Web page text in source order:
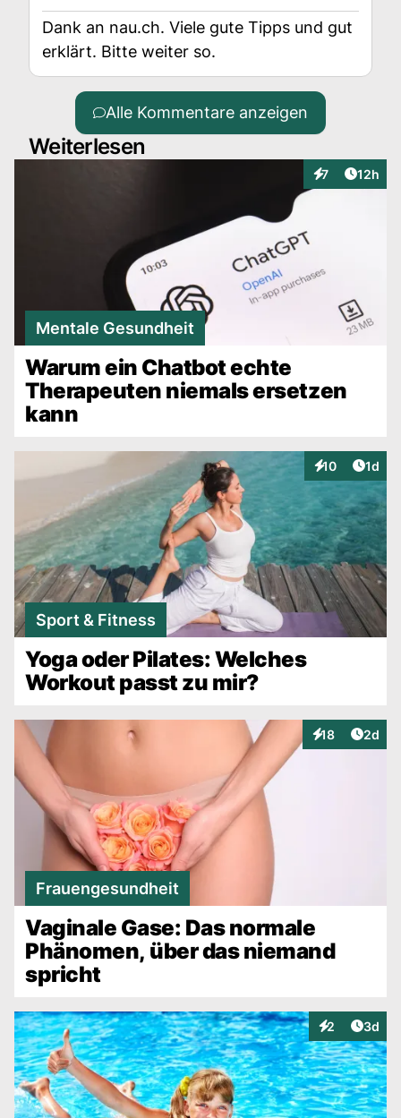
Dank an nau.ch. Viele gute Tipps und gut
erklärt. Bitte weiter so.
Alle Kommentare anzeigen
Weiterlesen
7
Interaktionen
Artikel
12h
Mentale Gesundheit
Warum ein Chatbot echte
Therapeuten niemals ersetzen
kann
10
Interaktionen
1d
Sport & Fitness
Yoga oder Pilates: Welches
Workout passt zu mir?
18
Interaktionen
2d
Frauengesundheit
Vaginale Gase: Das normale
Phänomen, über das niemand
spricht
2
Interaktionen
3d